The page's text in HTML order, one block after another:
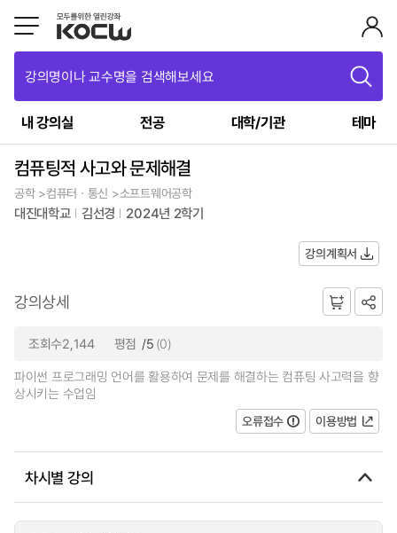
강의명이나 교수명을 검색해보세요
내 강의실 전공 대학/기관 테마
컴퓨팅적 사고와 문제해결
공학 >컴퓨터ㆍ통신 >소프트웨어공학
대진대학교 김선경 2024년 2학기
강의계획서
강의상세
조회수2,144 평점 /5 (0)
파이썬 프로그래밍 언어를 활용하여 문제를 해결하는 컴퓨팅 사고력을 향
상시키는 수업임
오류접수
이용방법
차시별 강의